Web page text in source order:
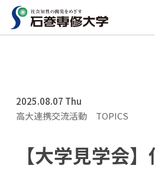
2025.08.07 Thu
高大連携交流活動
TOPICS
【大学見学会